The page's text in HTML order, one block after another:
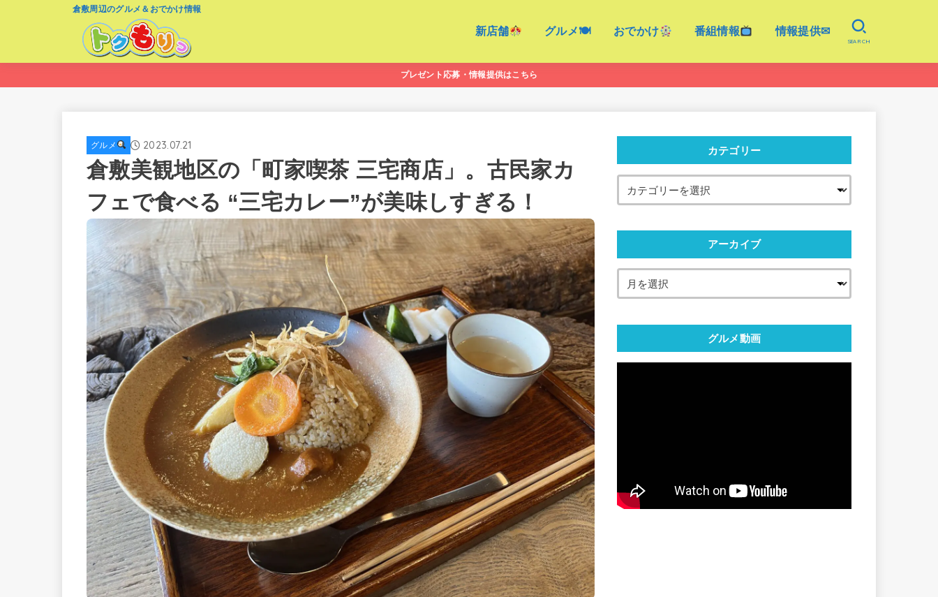
倉敷周辺のグルメ＆おでかけ情報
新店舗 グルメ🍽 おでかけ 番組情報 情報提供✉
SEARCH
プレゼント応募・情報提供はこちら
グルメ 2023.07.21
倉敷美観地区の「町家喫茶 三宅商店」。古民家カ
フェで食べる “三宅カレー”が美味しすぎる！
カテゴリー
アーカイブ
グルメ動画